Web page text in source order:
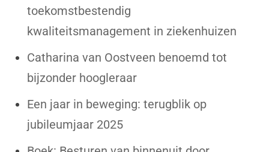
toekomstbestendig
kwaliteitsmanagement in ziekenhuizen
Catharina van Oostveen benoemd tot
bijzonder hoogleraar
Een jaar in beweging: terugblik op
jubileumjaar 2025